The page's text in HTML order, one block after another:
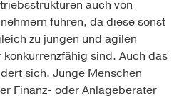
auch von
führen, da diese sonst
zu jungen und agilen
konkurrenzfähig sind. Auch das
sich. Junge Menschen
Finanz- oder Anlageberater